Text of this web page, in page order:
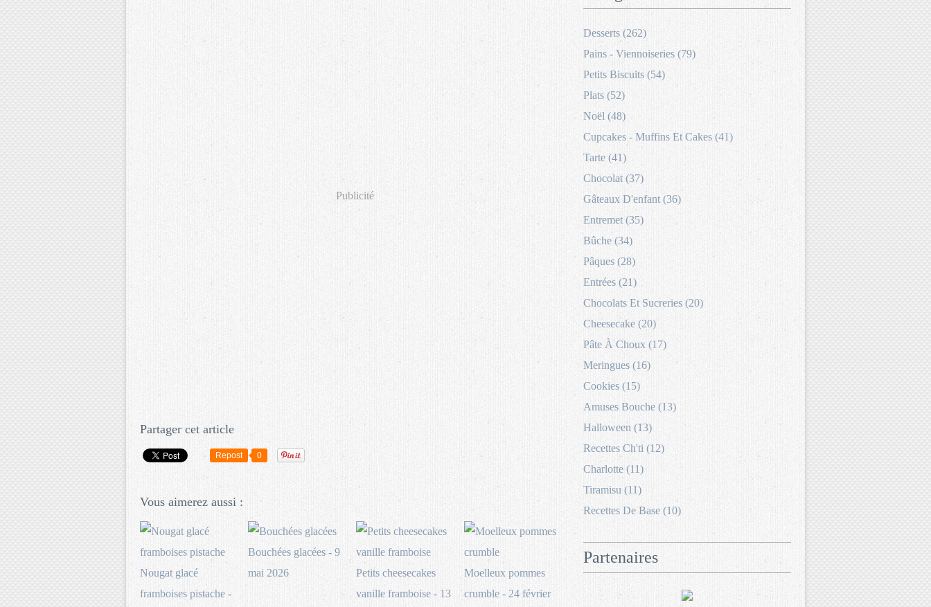
Publicité
Partager cet article
Repost 0
Vous aimerez aussi :
Nougat glacé
framboises pistache -
Bouchées glacées - 9
mai 2026
Petits cheesecakes
vanille framboise - 13
Moelleux pommes
crumble - 24 février
Desserts (262)
Pains - Viennoiseries (79)
Petits Biscuits (54)
Plats (52)
Noël (48)
Cupcakes - Muffins Et Cakes (41)
Tarte (41)
Chocolat (37)
Gâteaux D'enfant (36)
Entremet (35)
Bûche (34)
Pâques (28)
Entrées (21)
Chocolats Et Sucreries (20)
Cheesecake (20)
Pâte À Choux (17)
Meringues (16)
Cookies (15)
Amuses Bouche (13)
Halloween (13)
Recettes Ch'ti (12)
Charlotte (11)
Tiramisu (11)
Recettes De Base (10)
Partenaires